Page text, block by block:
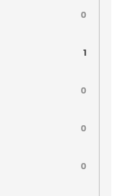
0
1
0
0
0